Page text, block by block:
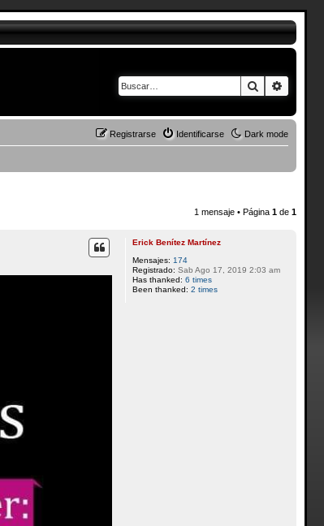
Buscar
Dark mode
Identificarse
Registrarse
1 mensaje • Página1 de1
Erick Benítez Martínez
Mensajes: 174
Registrado: Sab Ago 17, 2019 2:03 am
Has thanked: 6 times
Been thanked: 2 times